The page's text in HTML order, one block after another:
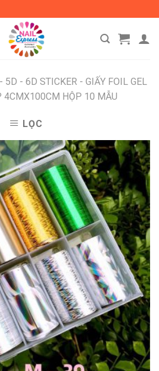
5D - 6D STICKER - GIẤY FOIL GEL
4CMX100CM HỘP 10 MẪU
LỌC